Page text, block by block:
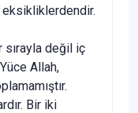
eksikliklerdendir.
değil iç
Allah,
Bir iki